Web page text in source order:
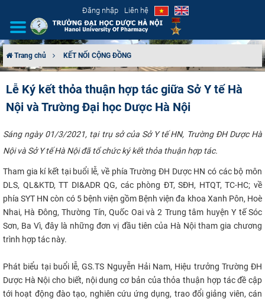
Đăng nhập Liên hệ
CƠ CẤU TỔ CHỨC
TUYỂN SINH
ĐÀO TẠO
ĐẢM BẢO CHẤT LƯỢNG
KHOA HỌC CÔNG NGHỆ
CỰU NGƯỜI HỌC
Trang chủ KẾT NỐI CỘNG ĐỒNG
Lễ Ký kết thỏa thuận hợp tác giữa Sở Y tế Hà
Nội và Trường Đại học Dược Hà Nội
Sáng ngày 01/3/2021, tại trụ sở của Sở Y tế HN, Trường ĐH Dược Hà
Nội và Sở Y tế Hà Nội đã tổ chức ký kết thỏa thuận hợp tác.
Tham gia kí kết tại buổi lễ, về phía Trường ĐH Dược HN có các bộ môn
DLS, QL&KTD, TT DI&ADR QG, các phòng ĐT, SĐH, HTQT, TC-HC; về
phía SYT HN còn có 5 bệnh viện gồm Bệnh viện đa khoa Xanh Pôn, Hoè
Nhai, Hà Đông, Thường Tín, Quốc Oai và 2 Trung tâm huyện Y tế Sóc
Sơn, Ba Vì, đây là những đơn vị đầu tiên của Hà Nội tham gia chương
trình hợp tác này.​
​Phát biểu tại buổi lễ, GS.TS Nguyễn Hải Nam, Hiệu trưởng Trường ĐH
Dược Hà Nội cho biết, nội dung cơ bản của thỏa thuận hợp tác đề cập
tới hoạt động đào tạo, nghiên cứu ứng dụng, trao đổi giảng viên, cán